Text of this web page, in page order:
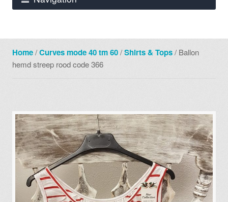
Home/Curves mode 40 tm 60/Shirts & Tops/ Ballon
hemd streep rood code 366